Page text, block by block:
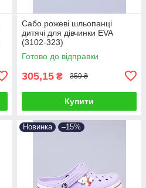
Сабо рожеві шльопанці
дитячі для дівчинки EVA
(3102-323)
Готово до відправки
305,15 ₴ 359 ₴
Купити
Новинка –15%